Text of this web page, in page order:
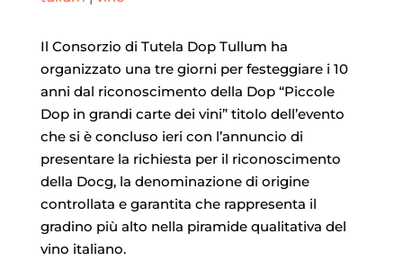
Il Consorzio di Tutela Dop Tullum ha
organizzato una tre giorni per festeggiare i 10
anni dal riconoscimento della Dop “Piccole
Dop in grandi carte dei vini” titolo dell’evento
che si è concluso ieri con l’annuncio di
presentare la richiesta per il riconoscimento
della Docg, la denominazione di origine
controllata e garantita che rappresenta il
gradino più alto nella piramide qualitativa del
vino italiano.